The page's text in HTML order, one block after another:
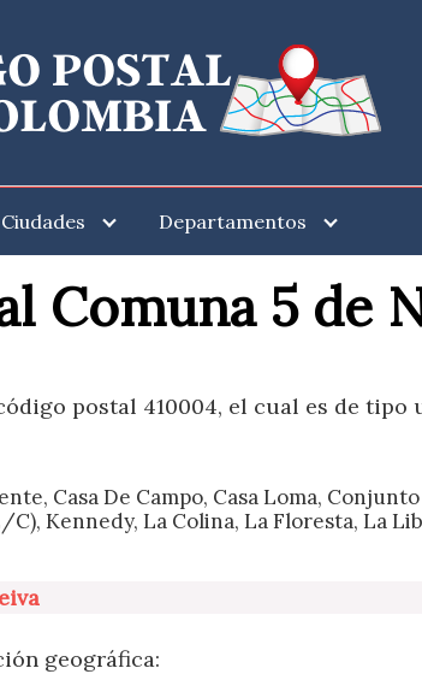
Ciudades Departamentos
Comuna 5 de
postal 410004, el cual es de tipo
Casa De Campo, Casa Loma,
Kennedy, La Colina, La Floresta, La
geográfica: